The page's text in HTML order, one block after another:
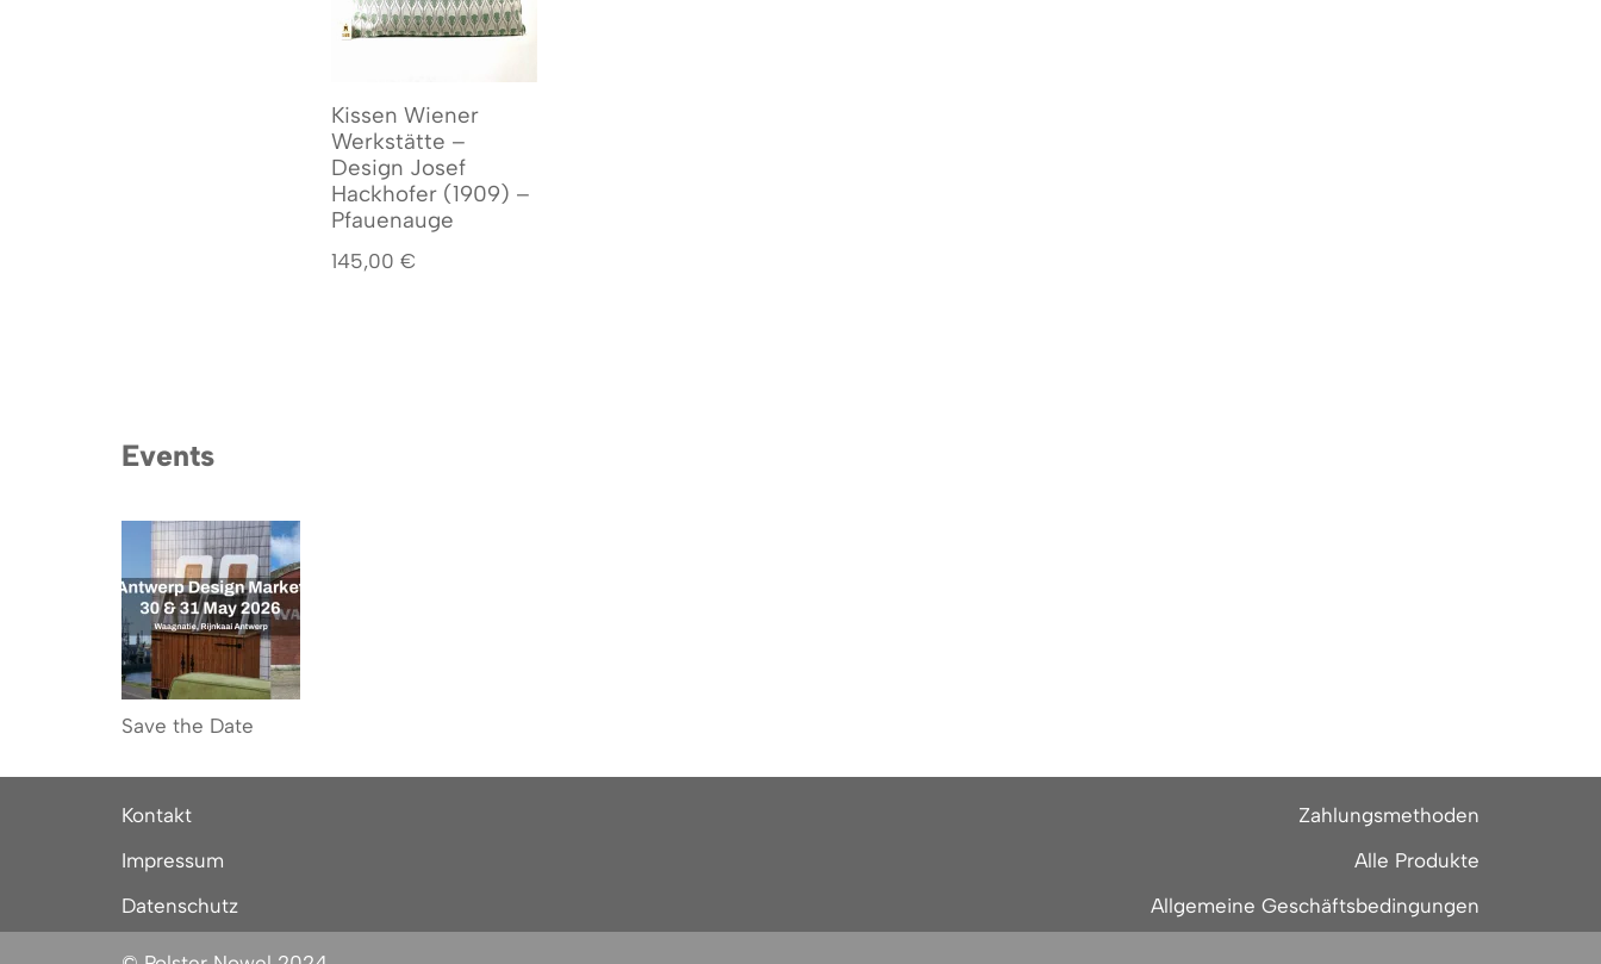
Kissen Wiener
Werkstätte –
Design Josef
Hackhofer (1909) –
Pfauenauge
145,00 €
Events
Save the Date
Kontakt
Impressum
Datenschutz
Zahlungsmethoden
Alle Produkte
Allgemeine Geschäftsbedingungen